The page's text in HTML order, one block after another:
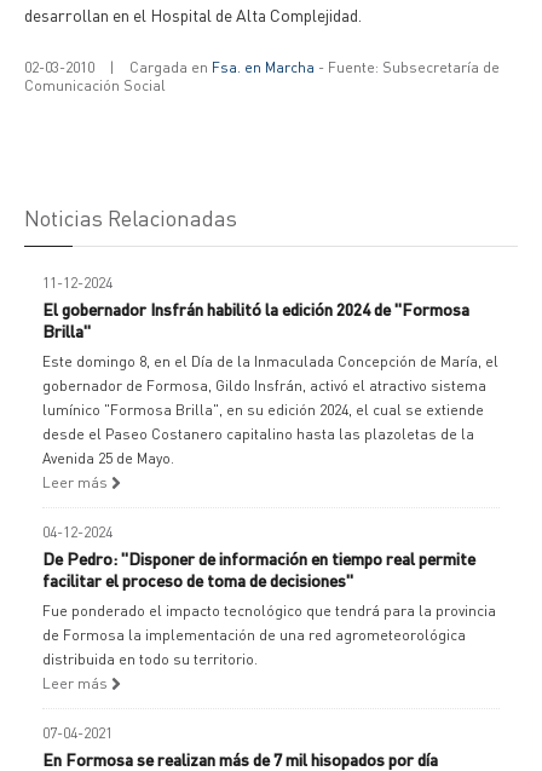
desarrollan en el Hospital de Alta Complejidad.
02-03-2010 | Cargada en Fsa. en Marcha - Fuente: Subsecretaría de
Comunicación Social
Noticias Relacionadas
11-12-2024
El gobernador Insfrán habilitó la edición 2024 de "Formosa
Brilla"
Este domingo 8, en el Día de la Inmaculada Concepción de María, el
gobernador de Formosa, Gildo Insfrán, activó el atractivo sistema
lumínico "Formosa Brilla", en su edición 2024, el cual se extiende
desde el Paseo Costanero capitalino hasta las plazoletas de la
Avenida 25 de Mayo.
Leer más
04-12-2024
De Pedro: "Disponer de información en tiempo real permite
facilitar el proceso de toma de decisiones"
Fue ponderado el impacto tecnológico que tendrá para la provincia
de Formosa la implementación de una red agrometeorológica
distribuida en todo su territorio.
Leer más
07-04-2021
En Formosa se realizan más de 7 mil hisopados por día